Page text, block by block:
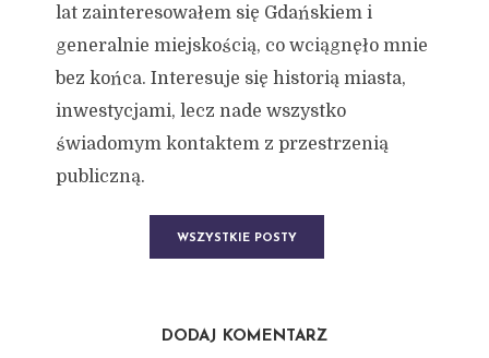
lat zainteresowałem się Gdańskiem i
generalnie miejskością, co wciągnęło mnie
bez końca. Interesuje się historią miasta,
inwestycjami, lecz nade wszystko
świadomym kontaktem z przestrzenią
publiczną.
WSZYSTKIE POSTY
DODAJ KOMENTARZ